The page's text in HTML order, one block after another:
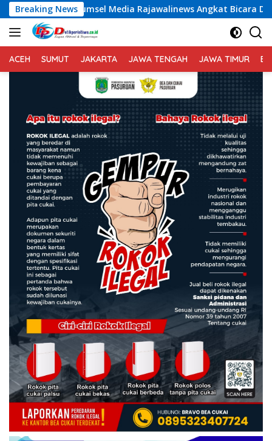
Langsung
ke
konten
Breaking News
Media Rajawalinews Angkat Bicara Dugaan Penggelapan
ACEH SUMUT JAKARTA JAWA TENGAH JAWA TIMUR